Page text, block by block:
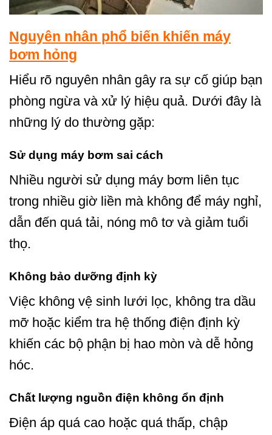
Nguyên nhân phổ biến khiến máy
bơm hỏng
Hiểu rõ nguyên nhân gây ra sự cố giúp bạn
phòng ngừa và xử lý hiệu quả. Dưới đây là
những lý do thường gặp:
Sử dụng máy bơm sai cách
Nhiều người sử dụng máy bơm liên tục
trong nhiều giờ liền mà không để máy nghỉ,
dẫn đến quá tải, nóng mô tơ và giảm tuổi
thọ.
Không bảo dưỡng định kỳ
Việc không vệ sinh lưới lọc, không tra dầu
mỡ hoặc kiểm tra hệ thống điện định kỳ
khiến các bộ phận bị hao mòn và dễ hỏng
hóc.
Chất lượng nguồn điện không ổn định
Điện áp quá cao hoặc quá thấp, chập